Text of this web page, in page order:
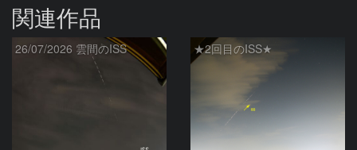
関連作品
26/07/2026 雲間のISS ★2回目のISS★